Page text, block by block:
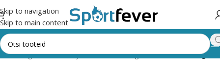
Skip to navigation
Skip to main content
kategooriad Õue- ja seltskonnamängud Muud õuemängud